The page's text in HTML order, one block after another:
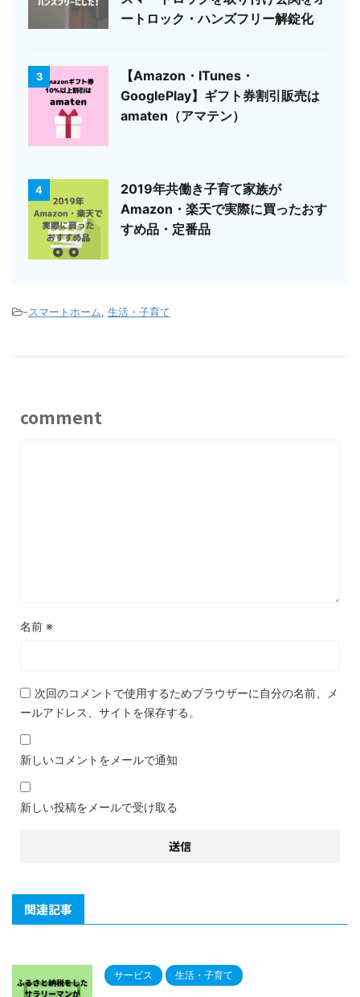
ートロック・ハンズフリー解錠化
3
【Amazon・ITunes・
GooglePlay】ギフト券割引販売は
amaten（アマテン）
4
2019年共働き子育て家族が
Amazon・楽天で実際に買ったおす
すめ品・定番品
-スマートホーム, 生活・子育て
comment
名前 ※
次回のコメントで使用するためブラウザーに自分の名前、メ
ールアドレス、サイトを保存する。
新しいコメントをメールで通知
新しい投稿をメールで受け取る
関連記事
サービス 生活・子育て